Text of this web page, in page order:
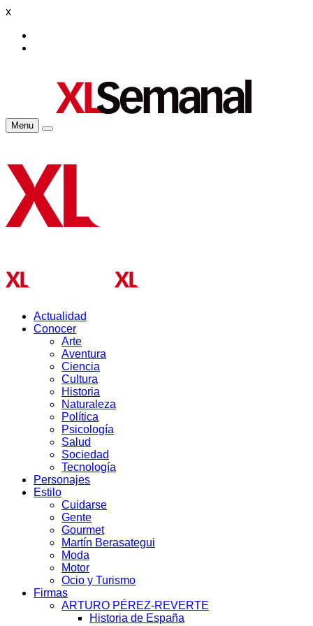
x
Menu
Actualidad
Conocer
Arte
Aventura
Ciencia
Cultura
Historia
Naturaleza
Política
Psicología
Salud
Sociedad
Tecnología
Personajes
Estilo
Cuidarse
Gente
Gourmet
Martín Berasategui
Moda
Motor
Ocio y Turismo
Firmas
ARTURO PÉREZ-REVERTE
Historia de España